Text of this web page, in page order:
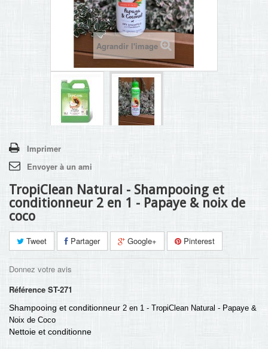
Agrandir l'image
Imprimer
Envoyer à un ami
TropiClean Natural - Shampooing et
conditionneur 2 en 1 - Papaye & noix de
coco
Tweet Partager Google+ Pinterest
Donnez votre avis
Référence ST-271
Shampooing et conditionneur 2 en 1 - TropiClean Natural - Papaye &
Noix de Coco
Nettoie et conditionne